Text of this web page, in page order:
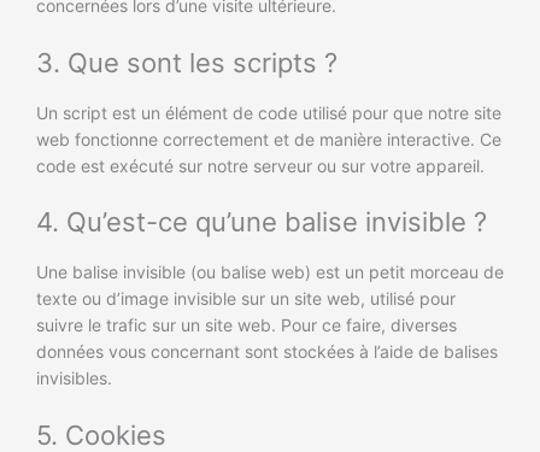
concernées lors d’une visite ultérieure.
3. Que sont les scripts ?
Un script est un élément de code utilisé pour que notre site
web fonctionne correctement et de manière interactive. Ce
code est exécuté sur notre serveur ou sur votre appareil.
4. Qu’est-ce qu’une balise invisible ?
Une balise invisible (ou balise web) est un petit morceau de
texte ou d’image invisible sur un site web, utilisé pour
suivre le trafic sur un site web. Pour ce faire, diverses
données vous concernant sont stockées à l’aide de balises
invisibles.
5. Cookies